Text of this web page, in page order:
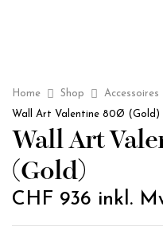
Home Shop Accessoires
Wall Art Valentine 80Ø (Gold)
Wall Art
(Gold)
CHF 936 inkl.